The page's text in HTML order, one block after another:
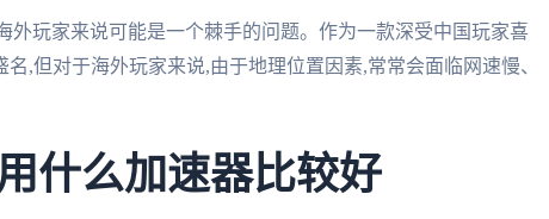
外玩家来说可能是一个棘手的问题。作为一款深受中国玩家喜
,但对于海外玩家来说,由于地理位置因素,常常会面临网速慢、
什么加速器比较好